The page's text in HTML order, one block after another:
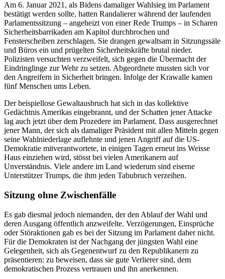
Am 6. Januar 2021, als Bidens damaliger Wahlsieg im Parlament
bestätigt werden sollte, hatten Randalierer während der laufenden
Parlamentssitzung – angeheizt von einer Rede Trumps – in Scharen
Sicherheitsbarrikaden am Kapitol durchbrochen und
Fensterscheiben zerschlagen. Sie drangen gewaltsam in Sitzungssäle
und Büros ein und prügelten Sicherheitskräfte brutal nieder.
Polizisten versuchten verzweifelt, sich gegen die Übermacht der
Eindringlinge zur Wehr zu setzen. Abgeordnete mussten sich vor
den Angreifern in Sicherheit bringen. Infolge der Krawalle kamen
fünf Menschen ums Leben.
Der beispiellose Gewaltausbruch hat sich in das kollektive
Gedächtnis Amerikas eingebrannt, und der Schatten jener Attacke
lag auch jetzt über dem Prozedere im Parlament. Dass ausgerechnet
jener Mann, der sich als damaliger Präsident mit allen Mitteln gegen
seine Wahlniederlage auflehnte und jenen Angriff auf die US-
Demokratie mitverantwortete, in einigen Tagen erneut ins Weisse
Haus einziehen wird, stösst bei vielen Amerikanern auf
Unverständnis. Viele andere im Land wiederum sind eiserne
Unterstützer Trumps, die ihm jeden Tabubruch verzeihen.
Sitzung ohne Zwischenfälle
Es gab diesmal jedoch niemanden, der den Ablauf der Wahl und
deren Ausgang öffentlich anzweifelte. Verzögerungen, Einsprüche
oder Störaktionen gab es bei der Sitzung im Parlament daher nicht.
Für die Demokraten ist der Nachgang der jüngsten Wahl eine
Gelegenheit, sich als Gegenentwurf zu den Republikanern zu
präsentieren: zu beweisen, dass sie gute Verlierer sind, dem
demokratischen Prozess vertrauen und ihn anerkennen.